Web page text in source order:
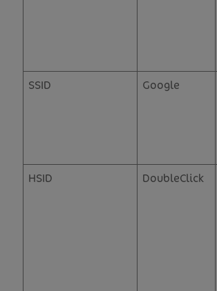
SSID
Google
HSID
DoubleClick